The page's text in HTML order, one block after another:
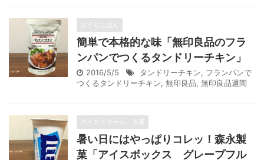
おうちごはん
簡単で本格的な味「無印良品のフラ
ンパンでつくるタンドリーチキン」
2016/5/5 タンドリーチキン, フランパンで
つくるタンドリーチキン, 無印良品, 無印良品週間
アイスクリーム・氷菓
暑い日にはやっぱりコレッ！森永製
菓「アイスボックス グレープフル